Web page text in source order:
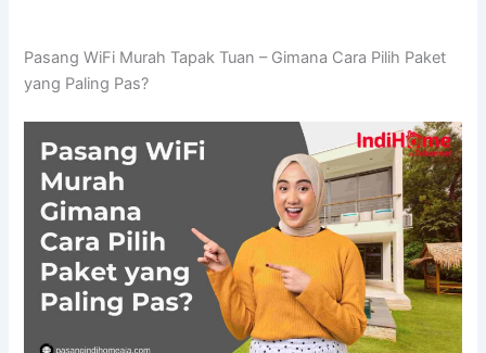
Pasang WiFi Murah Tapak Tuan – Gimana Cara Pilih Paket
yang Paling Pas?